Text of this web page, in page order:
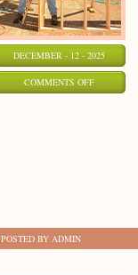
DECEMBER - 12 - 2025
COMMENTS OFFON
POSTED BY ADMIN